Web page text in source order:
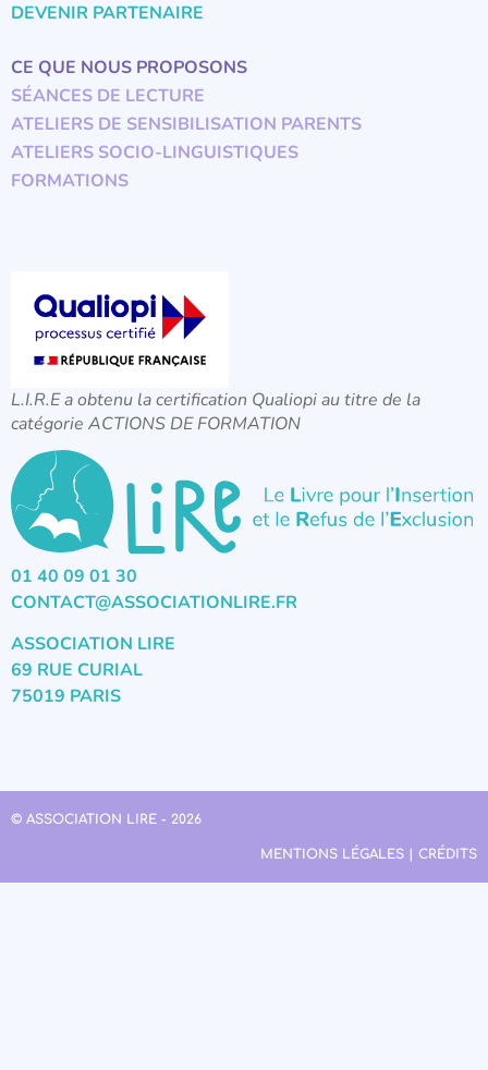
DEVENIR PARTENAIRE
CE QUE NOUS PROPOSONS
SÉANCES DE LECTURE
ATELIERS DE SENSIBILISATION PARENTS
ATELIERS SOCIO-LINGUISTIQUES
FORMATIONS
L.I.R.E a obtenu la certification Qualiopi au titre de la
catégorie ACTIONS DE FORMATION
01 40 09 01 30
CONTACT@ASSOCIATIONLIRE.FR
ASSOCIATION LIRE
69 RUE CURIAL
75019 PARIS
© ASSOCIATION LIRE - 2026
MENTIONS LÉGALES | CRÉDITS